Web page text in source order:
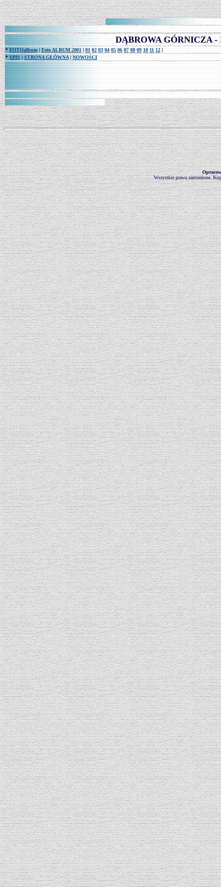
DĄBROWA GÓRNICZA -
* FOTOalbum | Foto ALBUM 2001 | 01 02 03 04 05 06 07 08 09 10 11 12 |
* SPIS | STRONA GŁÓWNA| NOWOŚCI
Wszystkie prawa zastrzeżone.